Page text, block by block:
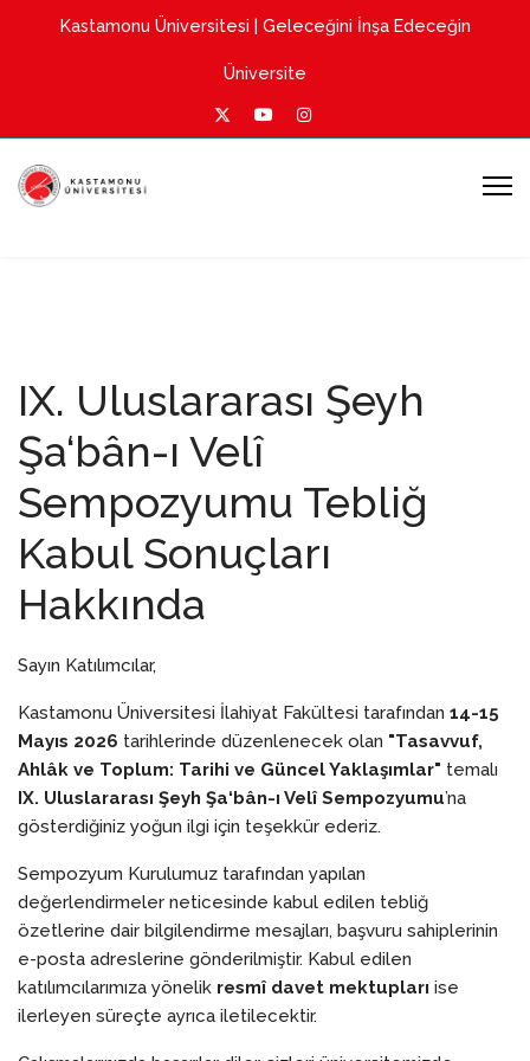
Kastamonu Üniversitesi | Geleceğini İnşa Edeceğin
Üniversite
IX. Uluslararası Şeyh
Şa‘bân-ı Velî
Sempozyumu Tebliğ
Kabul Sonuçları
Hakkında
Sayın Katılımcılar,
Kastamonu Üniversitesi İlahiyat Fakültesi tarafından 14-15
Mayıs 2026 tarihlerinde düzenlenecek olan "Tasavvuf,
Ahlâk ve Toplum: Tarihi ve Güncel Yaklaşımlar" temalı
IX. Uluslararası Şeyh Şa‘bân-ı Velî Sempozyumu’na
gösterdiğiniz yoğun ilgi için teşekkür ederiz.
Sempozyum Kurulumuz tarafından yapılan
değerlendirmeler neticesinde kabul edilen tebliğ
özetlerine dair bilgilendirme mesajları, başvuru sahiplerinin
e-posta adreslerine gönderilmiştir. Kabul edilen
katılımcılarımıza yönelik resmî davet mektupları ise
ilerleyen süreçte ayrıca iletilecektir.